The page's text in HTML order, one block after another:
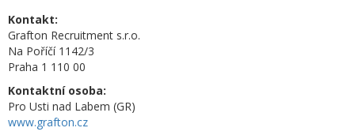
Kontakt:
Grafton Recruitment s.r.o.
Na Poříčí 1142/3
Praha 1 110 00
Kontaktní osoba:
Pro Usti nad Labem (GR)
www.grafton.cz